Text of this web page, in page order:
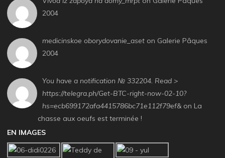
2004
medicinskoe oborydovanie_aset on Galerie Pâques
2004
You have a notification № 332204. Read >
https://telegra.ph/Get-BTC-right-now-02-10?
hs=ecb699172afa4415786bc71e112f79ef&on La
chasse aux oeufs est terminée !
EN IMAGES